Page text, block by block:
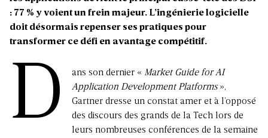
: 77 % y voient un frein majeur. L’ingénierie logicielle
doit désormais repenser ses pratiques pour
transformer ce défi en avantage compétitif.
D ans son dernier « Market Guide for AI
Application Development Platforms»,
Gartner dresse un constat amer et à l’opposé
des discours des grands de la Tech lors de
leurs nombreuses conférences de la semaine